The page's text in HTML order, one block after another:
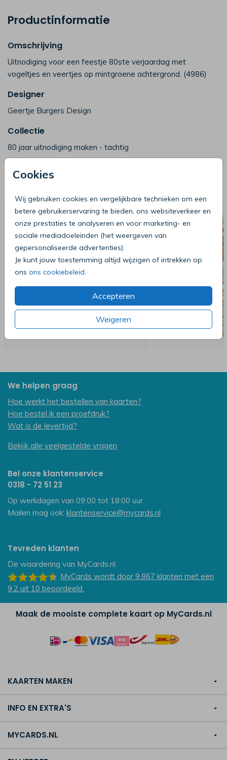
Cookies
Wij gebruiken cookies en vergelijkbare technieken om een
betere gebruikerservaring te bieden, ons websiteverkeer en
onze prestaties te analyseren en voor marketing- en
sociale mediadoeleinden (het weergeven van
gepersonaliseerde advertenties).
Je kunt jouw toestemming altijd wijzigen of intrekken op
ons ons cookiebeleid
Accepteren
Weigeren
Productinformatie
Omschrijving
Uitnodiging voor een feestje 80ste verjaardag met
vogeltjes en veertjes op mintgroene achtergrond. (4986)
Designer
Geertje Burgers Design
Collectie
80 jaar uitnodiging maken - tachtig
Deze producten zijn wellicht ook iets
voor je
We helpen graag
Hoe werkt het bestellen van kaarten?
Hoe bestel ik een proefdruk?
Wat is de levertijd?
Bekijk alle veelgestelde vragen
Bel onze klantenservice
0318 - 72 51 23
Op werkdagen van 09:00 tot 18:00 uur
Mailen mag ook: klantenservice@mycards.nl
Tevreden klanten
De waardering van MyCards.nl
MyCards wordt door 9.867 klanten met een
9.2 uit 10 beoordeeld.
Maak de mooiste complete kaart op MyCards.nl
KAARTEN MAKEN
INFO EN EXTRA'S
MYCARDS.NL